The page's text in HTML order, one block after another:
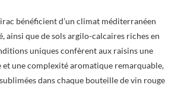
bénéficient d’un climat méditerranéen
ainsi que de sols argilo-calcaires riches en
uniques confèrent aux raisins une
une complexité aromatique remarquable,
dans chaque bouteille de vin rouge